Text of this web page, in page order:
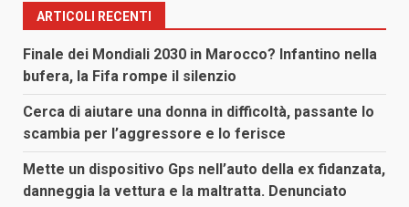
ARTICOLI RECENTI
Finale dei Mondiali 2030 in Marocco? Infantino nella
bufera, la Fifa rompe il silenzio
Cerca di aiutare una donna in difficoltà, passante lo
scambia per l’aggressore e lo ferisce
Mette un dispositivo Gps nell’auto della ex fidanzata,
danneggia la vettura e la maltratta. Denunciato